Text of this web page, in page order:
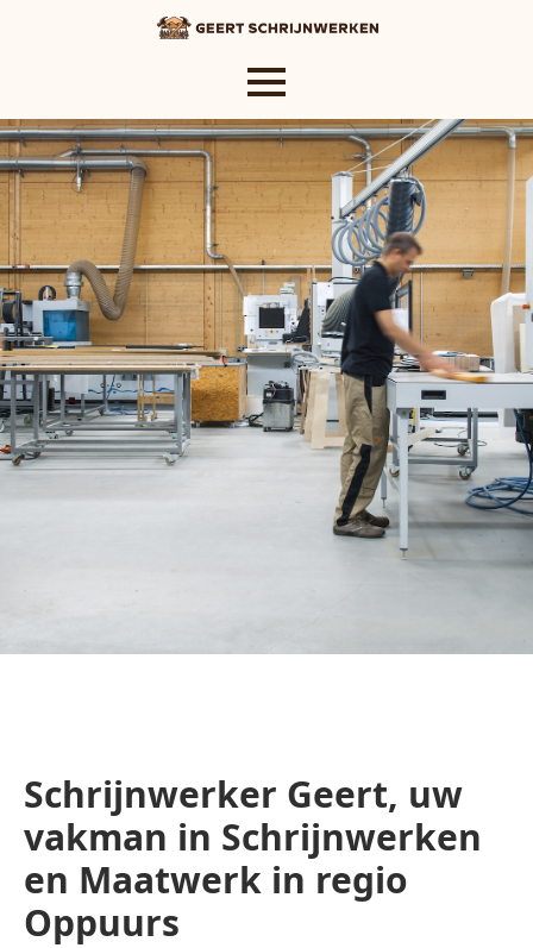
Schrijnwerker Geert, uw
vakman in Schrijnwerken
en Maatwerk in regio
Oppuurs